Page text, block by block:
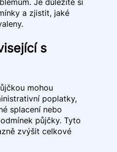
a zjistit, jaké
s
mohou
poplatky,
splacení nebo
půjčky. Tyto
zvýšit celkové